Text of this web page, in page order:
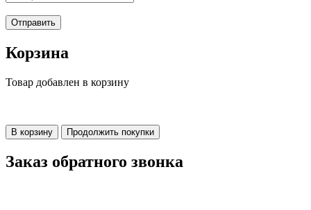
Отправить
Корзина
Товар добавлен в корзину
В корзину Продолжить покупки
Заказ обратного звонка